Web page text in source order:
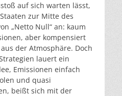
auf sich warten lässt,
zur Mitte des
„Netto Null“ an: kaum
aber kompensiert
der Atmosphäre. Doch
lauert ein
Emissionen einfach
und quasi
beißt sich mit der